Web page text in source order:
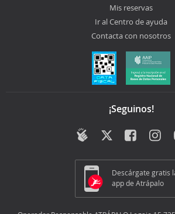
Mis reservas
Ir al Centro de ayuda
Contacta con nosotros
¡Seguinos!
Descárgate gratis
app de Atrápalo